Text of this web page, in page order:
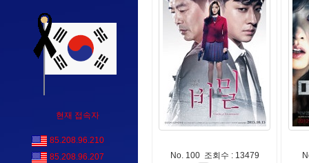
현재 접속자
85.208.96.210
85.208.96.207
No. 100 조회수 : 13479